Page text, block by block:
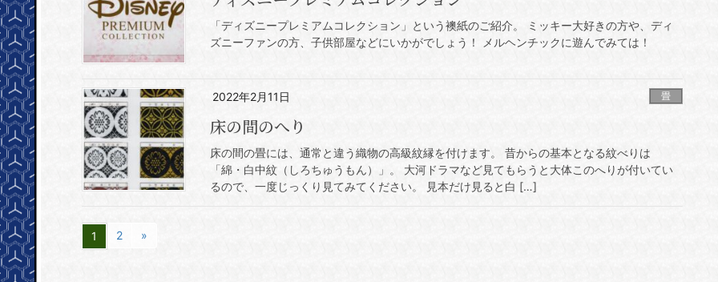
「ディズニープレミアムコレクション」という襖紙のご紹介。 ミッキー大好きの方や、ディ
ズニーファンの方、子供部屋などにいかがでしょう！ メルヘンチックに遊んでみては！
2022年2月11日 畳
床の間のへり
床の間の畳には、通常と違う織物の高級紋縁を付けます。 昔からの基本となる紋べりは
「綿・白中紋（しろちゅうもん）」。 大河ドラマなど見てもらうと大体このへりが付いてい
るので、一度じっくり見てみてください。 見本だけ見ると白 […]
1 2 »